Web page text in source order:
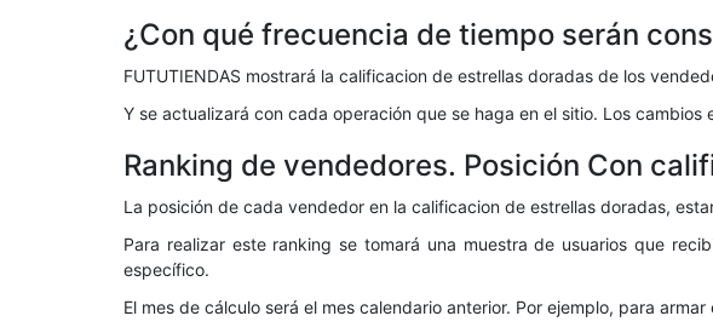
¿Con qué frecuencia de tiempo serán
FUTUTIENDAS mostrará la calificacion de estrellas doradas de los
Y se actualizará con cada operación que se haga en el sitio. Los
Ranking de vendedores. Posición Con
La posición de cada vendedor en la calificacion de estrellas doradas,
Para realizar este ranking se tomará una muestra de usuarios que
específico.
El mes de cálculo será el mes calendario anterior. Por ejemplo, para